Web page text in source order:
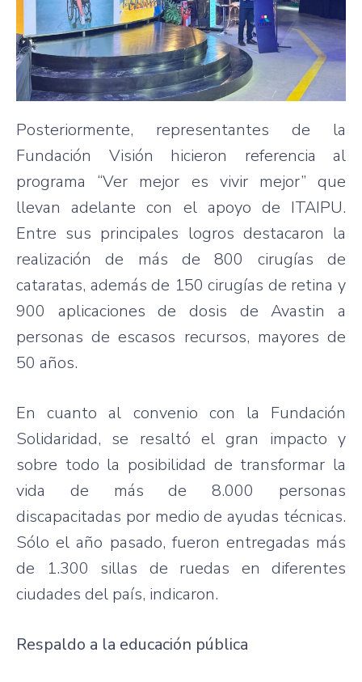
Posteriormente, representantes de la
Fundación Visión hicieron referencia al
programa “Ver mejor es vivir mejor” que
llevan adelante con el apoyo de ITAIPU.
Entre sus principales logros destacaron la
realización de más de 800 cirugías de
cataratas, además de 150 cirugías de retina y
900 aplicaciones de dosis de Avastin a
personas de escasos recursos, mayores de
50 años.
En cuanto al convenio con la Fundación
Solidaridad, se resaltó el gran impacto y
sobre todo la posibilidad de transformar la
vida de más de 8.000 personas
discapacitadas por medio de ayudas técnicas.
Sólo el año pasado, fueron entregadas más
de 1.300 sillas de ruedas en diferentes
ciudades del país, indicaron.
Respaldo a la educación pública